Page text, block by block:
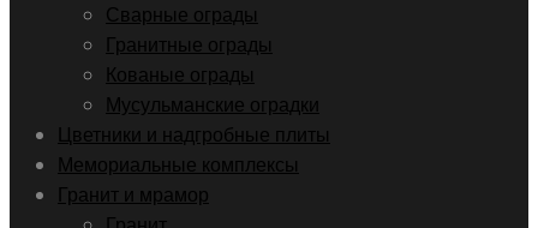
Сварные ограды
Гранитные ограды
Кованые ограды
Мусульманские оградки
Цветники и надгробные плиты
Мемориальные комплексы
Гранит и мрамор